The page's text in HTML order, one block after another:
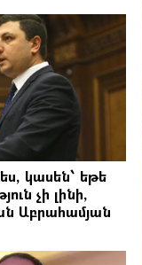
կասեն՝ եթե
չի լինի,
Աբրահամյան